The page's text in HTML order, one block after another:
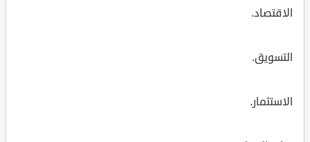
الاقتصاد.
التسويق.
الاستثمار.